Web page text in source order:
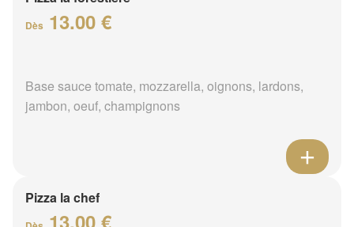
Dès 13.00 €
Base sauce tomate, mozzarella, oignons, lardons,
jambon, oeuf, champignons
Pizza la chef
13.00 €